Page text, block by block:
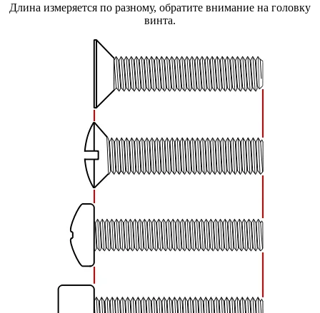
Длина измеряется по разному, обратите внимание на головку
винта.